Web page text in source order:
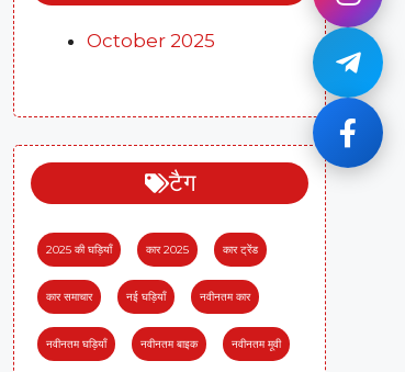
October 2025
टैग
2025 की घड़ियाँ कार 2025 कार ट्रेंड
कार समाचार नई घड़ियाँ नवीनतम कार
नवीनतम घड़ियाँ नवीनतम बाइक नवीनतम मूवी